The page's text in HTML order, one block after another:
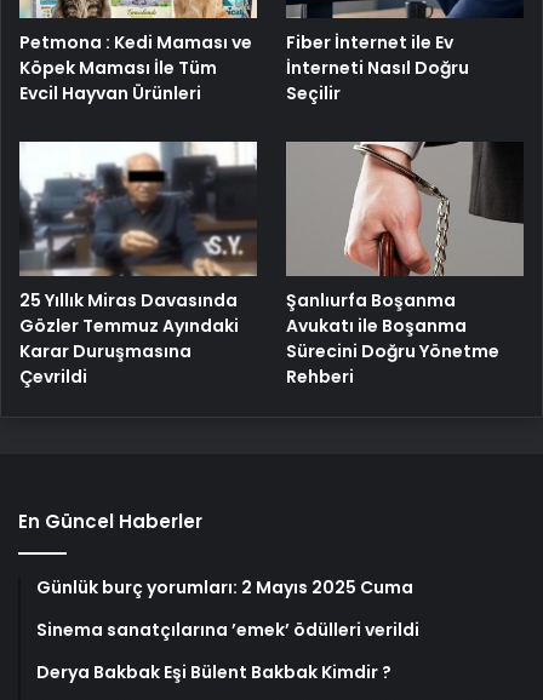
Petmona : Kedi Maması ve
Köpek Maması İle Tüm
Evcil Hayvan Ürünleri
Fiber İnternet ile Ev
İnterneti Nasıl Doğru
Seçilir
25 Yıllık Miras Davasında
Gözler Temmuz Ayındaki
Karar Duruşmasına
Çevrildi
Şanlıurfa Boşanma
Avukatı ile Boşanma
Sürecini Doğru Yönetme
Rehberi
En Güncel Haberler
Günlük burç yorumları: 2 Mayıs 2025 Cuma
Sinema sanatçılarına ’emek’ ödülleri verildi
Derya Bakbak Eşi Bülent Bakbak Kimdir ?